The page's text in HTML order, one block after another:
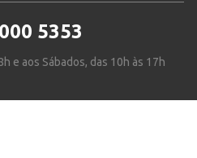
5353
e aos Sábados, das 10h às 17h